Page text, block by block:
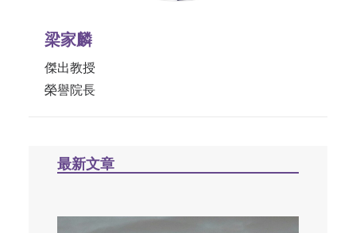
梁家麟
傑出教授
榮譽院長
最新文章